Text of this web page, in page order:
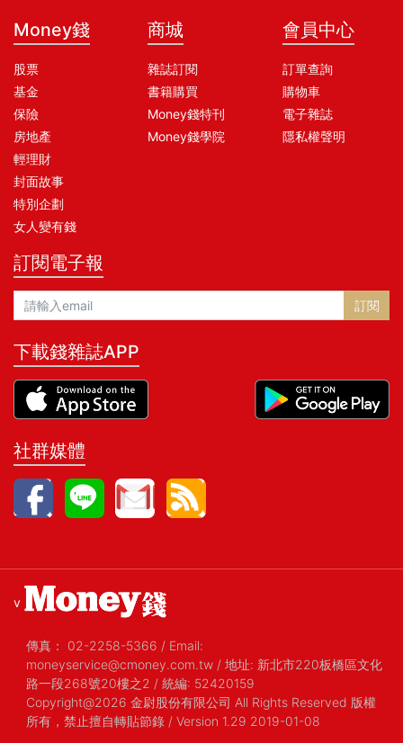
Money錢
股票
基金
保險
房地產
輕理財
封面故事
特別企劃
女人變有錢
商城
雜誌訂閱
書籍購買
Money錢特刊
Money錢學院
會員中心
訂單查詢
購物車
電子雜誌
隱私權聲明
訂閱電子報
訂閱
下載錢雜誌APP
社群媒體
v
傳真： 02-2258-5366 / Email:
moneyservice@cmoney.com.tw / 地址: 新北市220板橋區文化
路一段268號20樓之2 / 統編: 52420159
Copyright@2026 金尉股份有限公司 All Rights Reserved 版權
所有，禁止擅自轉貼節錄 / Version 1.29 2019-01-08